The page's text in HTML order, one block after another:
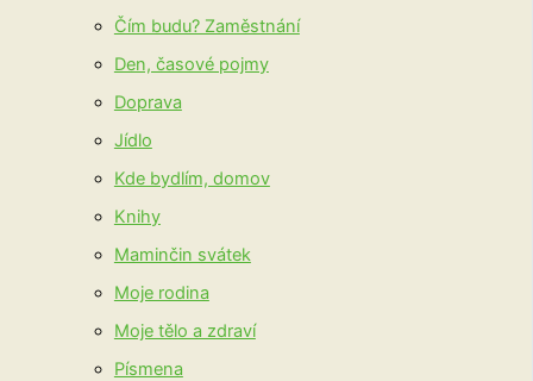
Čím budu? Zaměstnání
Den, časové pojmy
Doprava
Jídlo
Kde bydlím, domov
Knihy
Maminčin svátek
Moje rodina
Moje tělo a zdraví
Písmena